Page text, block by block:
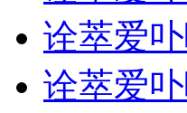
诠萃爱
诠萃爱